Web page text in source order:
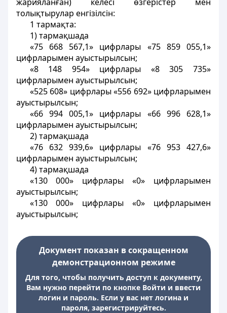
толықтырулар енгізілсін:
1 тармақта:
1) тармақшада
«75 668 567,1» цифрлары «75 859 055,1»
цифрларымен ауыстырылсын;
«8 148 954» цифрлары «8 305 735»
цифрларымен ауыстырылсын;
«525 608» цифрлары «556 692» цифрларымен
ауыстырылсын;
«66 994 005,1» цифрлары «66 996 628,1»
цифрларымен ауыстырылсын;
2) тармақшада
«76 632 939,6» цифрлары «76 953 427,6»
цифрларымен ауыстырылсын;
4) тармақшада
«130 000» цифрлары «0» цифрларымен
ауыстырылсын;
«130 000» цифрлары «0» цифрларымен
ауыстырылсын;
Документ показан в сокращенном
демонстрационном режиме
Для того, чтобы получить доступ к документу,
Вам нужно перейти по кнопке Войти и ввести
логин и пароль. Если у вас нет логина и
пароля, зарегистрируйтесь.